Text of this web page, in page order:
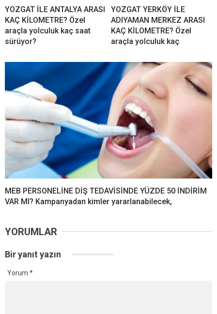
YOZGAT İLE ANTALYA ARASI
KAÇ KİLOMETRE? Özel
araçla yolculuk kaç saat
sürüyor?
YOZGAT YERKÖY İLE
ADIYAMAN MERKEZ ARASI
KAÇ KİLOMETRE? Özel
araçla yolculuk kaç
MEB PERSONELİNE DİŞ TEDAVİSİNDE YÜZDE 50 İNDİRİM
VAR MI? Kampanyadan kimler yararlanabilecek,
YORUMLAR
Bir yanıt yazın
Yorum *